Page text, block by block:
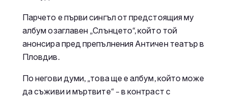
Парчето е първи сингъл от предстоящия му
албум озаглавен „Слънцето“, който той
анонсира пред препълнения Античен театър в
Пловдив.
По негови думи, „това ще е албум, който може
да съживи и мъртвите“ – в контраст с